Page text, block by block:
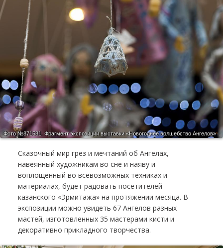
Фото №871581. Фрагмент экспозиции выставки «Новогоднее волшебство Ангелов»
Сказочный мир грез и мечтаний об Ангелах,
навеянный художникам во сне и наяву и
воплощенный во всевозможных техниках и
материалах, будет радовать посетителей
казанского «Эрмитажа» на протяжении месяца. В
экспозиции можно увидеть 67 Ангелов разных
мастей, изготовленных 35 мастерами кисти и
декоративно прикладного творчества.